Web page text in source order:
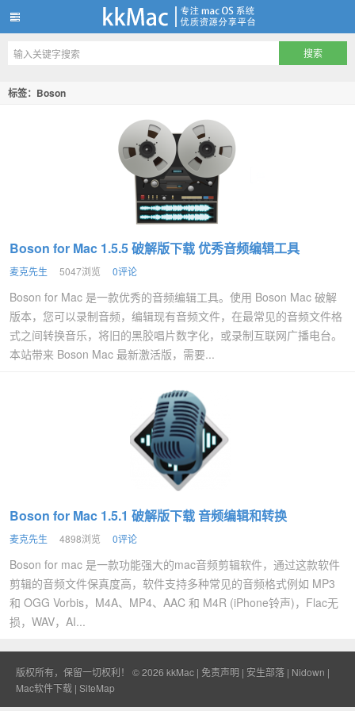
kkMac
标签：Boson
Boson for Mac 1.5.5 破解版下载 优秀音频编辑工具
麦克先生 5047浏览 0评论
Boson for Mac 是一款优秀的音频编辑工具。使用 Boson Mac 破解
版本，您可以录制音频，编辑现有音频文件，在最常见的音频文件格
式之间转换音乐，将旧的黑胶唱片数字化，或录制互联网广播电台。
本站带来 Boson Mac 最新激活版，需要...
Boson for Mac 1.5.1 破解版下载 音频编辑和转换
麦克先生 4898浏览 0评论
Boson for mac 是一款功能强大的mac音频剪辑软件，通过这款软件
剪辑的音频文件保真度高，软件支持多种常见的音频格式例如 MP3
和 OGG Vorbis，M4A、MP4、AAC 和 M4R (iPhone铃声)，Flac无
损，WAV，AI...
版权所有，保留一切权利！ © 2026 kkMac | 免责声明 | 安生部落 | Nidown |
Mac软件下载 | SiteMap